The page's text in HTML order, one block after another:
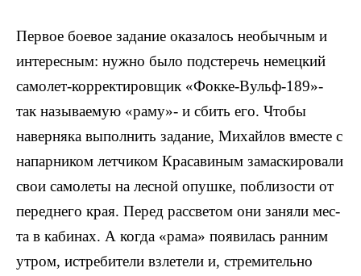
Первое боевое задание оказалось необычным и
интересным: нужно было подстеречь немецкий
самолет-корректировщик «Фокке-Вульф-189»-
так называемую «раму»- и сбить его. Чтобы
наверняка выполнить задание, Михайлов вместе с
напарником летчиком Красавиным замаскиро­вали
свои самолеты на лесной опушке, поблизости от
переднего края. Перед рассветом они заняли мес­
та в кабинах. А когда «рама» появилась ранним
ут­ром, истребители взлетели и, стремительно